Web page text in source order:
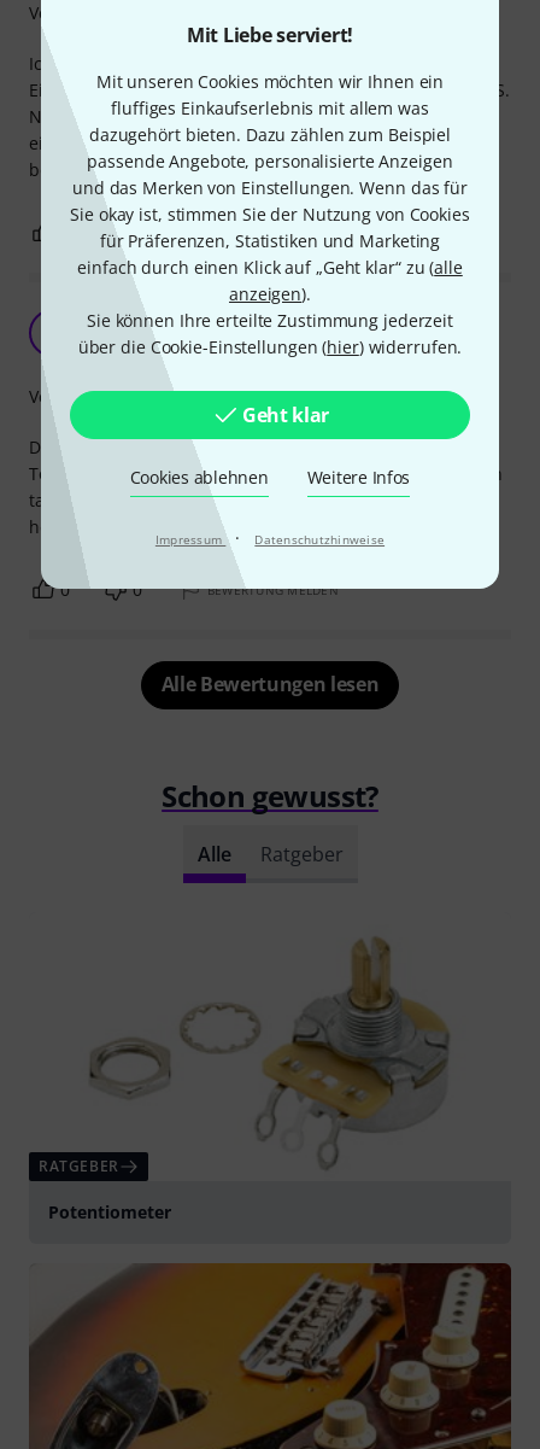
Mit Liebe serviert!
Mit unseren Cookies möchten wir Ihnen ein
fluffiges Einkaufserlebnis mit allem was
dazugehört bieten. Dazu zählen zum Beispiel
passende Angebote, personalisierte Anzeigen
und das Merken von Einstellungen. Wenn das für
Sie okay ist, stimmen Sie der Nutzung von Cookies
für Präferenzen, Statistiken und Marketing
einfach durch einen Klick auf „Geht klar“ zu (alle
anzeigen).
Sie können Ihre erteilte Zustimmung jederzeit
über die Cookie-Einstellungen (hier) widerrufen.
Geht klar
Cookies ablehnen Weitere Infos
Impressum · Datenschutzhinweise
Ich habe mir 3 Stück bestellt. Alle machen einen soliden
Eindruck. Sie sind leichtgängig wie die von Fender oder PRS.
Nachgemessen liegt ein Poti bei 255, einer bei 250 und
einer bei 245k. Ob sie langlebig sind, kann ich noch nicht
beurteilen.
Verarbeitung
0 BEWERTUNG MELDEN
Mojotone, die besten Gitarrenpots
Anonymous Anonym 19.01.2025
Die Pots sind leichtgängig und mechanisch makellos,
Toleranz des Widerstands beim Nachmessen ist gering. Ich
tausche Pots immer wieder durch diese von CTS
hergestellten Pots. Das sind schlicht die besten.
Verarbeitung
0 0 BEWERTUNG MELDEN
Alle Bewertungen lesen
Schon gewusst?
Alle Ratgeber
RATGEBER
Potentiometer